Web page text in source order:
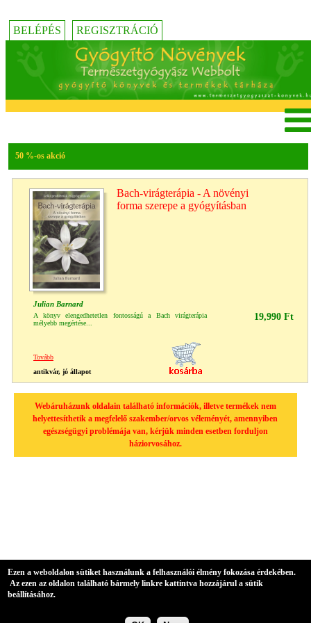
BELÉPÉS REGISZTRÁCIÓ
50 %-os akció
Bach-virágterápia - A növényi
forma szerepe a gyógyításban
Julian Barnard
A könyv elengedhetetlen fontosságú a Bach virágterápia
mélyebb megértése...
19,990 Ft
Tovább
antikvár, jó állapot
Webáruházunk oldalain található információk, illetve termékek nem
helyettesíthetik a megfelelő szakember/orvos véleményét, amennyiben
egészségügyi problémája van, kérjük minden esetben forduljon
háziorvosához.
Ezen a weboldalon sütiket használunk a felhasználói élmény fokozása érdekében.
Az ezen az oldalon található bármely linkre kattintva hozzájárul a sütik
beállításához.